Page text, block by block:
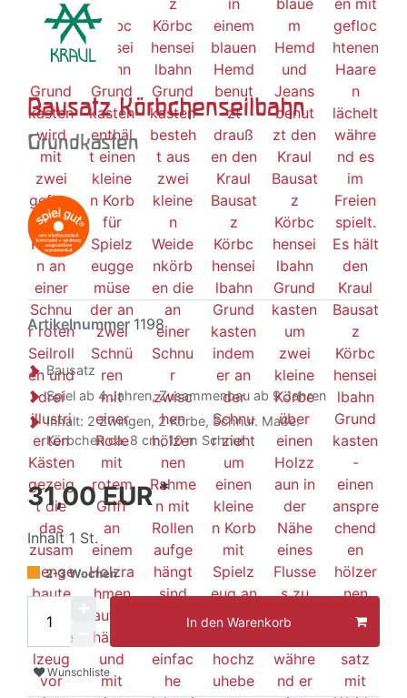
Bausatz Körbchenseilbahn
Grundkasten
Artikelnummer 1198
Bausatz
Spiel ab 4 Jahren, Zusammenbau ab 9 Jahren
Inhalt: 2 Zwingen, 2 Körbe, Schnur. Maße:
Körbchen ca. 8 cm, 10 m Schnur
31,00 EUR*
Inhalt 1 St.
2-3 Wochen
In den Warenkorb
Wunschliste